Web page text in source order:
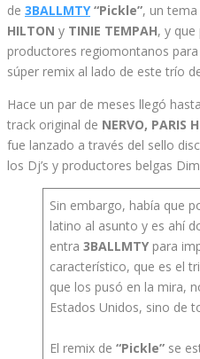
de 3BALLMTY“Pickle”, un
HILTON y TINIE TEMPAH, y que
productores regiomontanos
súper remix al lado de este trío
Hace un par de meses llegó
track original de NERVO, PARIS
fue lanzado a través del sello
los Dj’s y productores belgas
Sin embargo, había que
latino al asunto y es ahí
entra 3BALLMTY para
característico, que es el
que los pusó en la mira,
Estados Unidos, sino de
El remix de “Pickle” se